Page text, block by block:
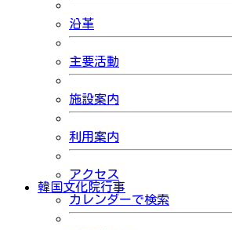
沿革
主要活動
施設案内
利用案内
アクセス
韓国文化院行事
カレンダーで検索